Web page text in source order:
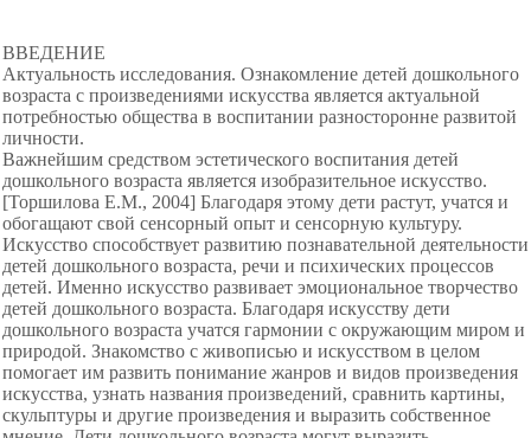
ВВЕДЕНИЕ
Актуальность исследования. Ознакомление детей дошкольного
возраста с произведениями искусства является актуальной
потребностью общества в воспитании разносторонне развитой
личности.
Важнейшим средством эстетического воспитания детей
дошкольного возраста является изобразительное искусство.
[Торшилова Е.М., 2004] Благодаря этому дети растут, учатся и
обогащают свой сенсорный опыт и сенсорную культуру.
Искусство способствует развитию познавательной деятельности
детей дошкольного возраста, речи и психических процессов
детей. Именно искусство развивает эмоциональное творчество
детей дошкольного возраста. Благодаря искусству дети
дошкольного возраста учатся гармонии с окружающим миром и
природой. Знакомство с живописью и искусством в целом
помогает им развить понимание жанров и видов произведения
искусства, узнать названия произведений, сравнить картины,
скульптуры и другие произведения и выразить собственное